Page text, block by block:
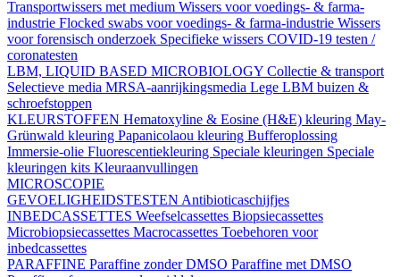
Transportwissers met medium Wissers voor voedings- & farma-
industrie Flocked swabs voor voedings- & farma-industrie Wissers
voor forensisch onderzoek Specifieke wissers COVID-19 testen /
coronatesten
LBM, LIQUID BASED MICROBIOLOGY Collectie & transport
Selectieve media MRSA-aanrijkingsmedia Lege LBM buizen &
schroefstoppen
KLEURSTOFFEN Hematoxyline & Eosine (H&E) kleuring May-
Grünwald kleuring Papanicolaou kleuring Bufferoplossing
Immersie-olie Fluorescentiekleuring Speciale kleuringen Speciale
kleuringen kits Kleuraanvullingen
MICROSCOPIE
GEVOELIGHEIDSTESTEN Antibioticaschijfjes
INBEDCASSETTES Weefselcassettes Biopsiecassettes
Microbiopsiecassettes Macrocassettes Toebehoren voor
inbedcassettes
PARAFFINE Paraffine zonder DMSO Paraffine met DMSO